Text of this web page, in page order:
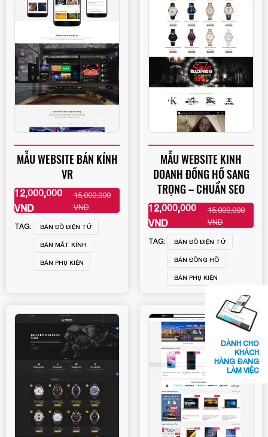
MẪU WEBSITE BÁN KÍNH
VR
12,000,000
VND
15,000,000
VND
XEM THÊM
TAG: BÁN ĐỒ ĐIỆN TỬ
BÁN MẮT KÍNH
BÁN PHỤ KIỆN
MẪU WEBSITE KINH
DOANH ĐỒNG HỒ SANG
TRỌNG – CHUẨN SEO
12,000,000
VND
15,000,000
VND
XEM THÊM
TAG: BÁN ĐỒ ĐIỆN TỬ
BÁN ĐỒNG HỒ
BÁN PHỤ KIỆN
DÀNH CHO
KHÁCH
HÀNG ĐANG
LÀM VIỆC
Tài khoản đã được
cung cấp cho quý
khách qua hệ thống SMS tự động. Nếu cần hỗ trợ thêm
xin vui lòng gọi